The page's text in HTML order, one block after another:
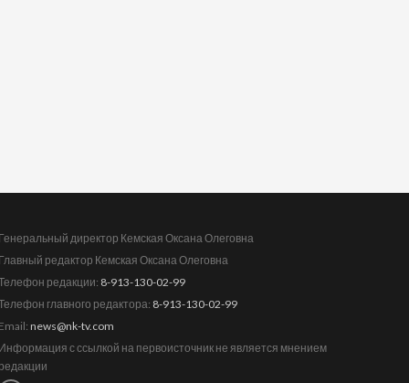
директор Кемская Оксана Олеговна
редактор Кемская Оксана Олеговна
редакции: 8-913-130-02-99
главного редактора: 8-913-130-02-99
news@nk-tv.com
с ссылкой на первоисточник не является мнением